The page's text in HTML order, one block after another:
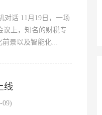
对话 11月19日，一场
议上，知名的财税专
景以及智能化...
线
09)